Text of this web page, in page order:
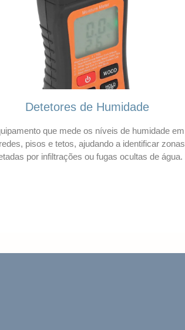
Detetores de Humidade
que mede os níveis de humidade em
pisos e tetos, ajudando a identificar zonas
por infiltrações ou fugas ocultas de água.